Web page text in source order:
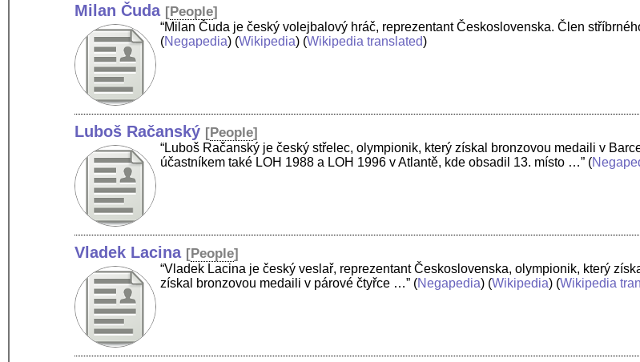
Milan Čuda [People]
“Milan Čuda je český volejbalový hráč, reprezentant Československa. Člen
(Negapedia) (Wikipedia) (Wikipedia translated)
Luboš Račanský [People]
“Luboš Račanský je český střelec, olympionik, který získal bronzovou medaili v
účastníkem také LOH 1988 a LOH 1996 v Atlantě, kde obsadil 13. místo …” (
Vladek Lacina [People]
“Vladek Lacina je český veslař, reprezentant Československa, olympionik, který
získal bronzovou medaili v párové čtyřce …” (Negapedia) (Wikipedia) (Wikipedia